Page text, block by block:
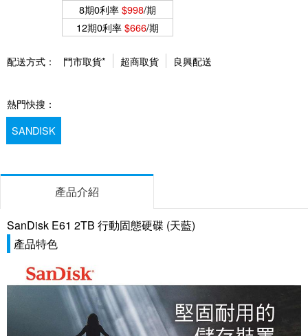
8期0利率$998/期
12期0利率$666/期
配送方式： 門市取貨* 超商取貨 良興配送
熱門快搜：
SANDISK
產品介紹
SanDisk E61 2TB 行動固態硬碟 (天藍)
產品特色